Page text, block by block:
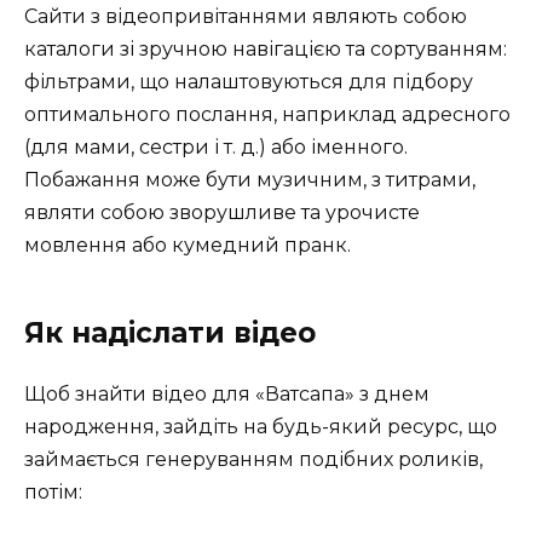
Сайти з відеопривітаннями являють собою
каталоги зі зручною навігацією та сортуванням:
фільтрами, що налаштовуються для підбору
оптимального послання, наприклад адресного
(для мами, сестри і т. д.) або іменного.
Побажання може бути музичним, з титрами,
являти собою зворушливе та урочисте
мовлення або кумедний пранк.
Як надіслати відео
Щоб знайти відео для «Ватсапа» з днем
народження, зайдіть на будь-який ресурс, що
займається генеруванням подібних роликів,
потім: